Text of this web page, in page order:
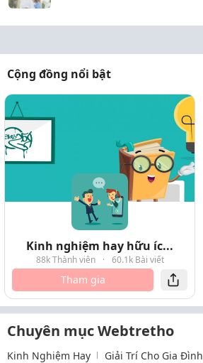
Cộng đồng nổi bật
Kinh nghiệm hay hữu íc...
88k Thành viên · 60.1k Bài viết
Tham gia
Chuyên mục Webtretho
Kinh Nghiệm Hay Giải Trí Cho Gia Đình